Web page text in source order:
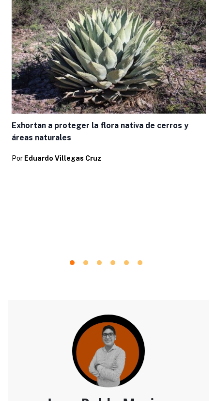
Exhortan a proteger la flora nativa de cerros y
áreas naturales
Por Eduardo Villegas Cruz